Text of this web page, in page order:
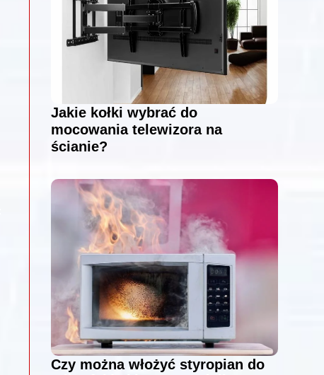
Jakie kołki wybrać do
mocowania telewizora na
ścianie?
Czy można włożyć styropian do